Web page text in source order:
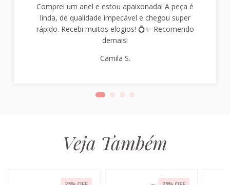
Comprei um anel e estou apaixonada! A peça é
linda, de qualidade impecável e chegou super
rápido. Recebi muitos elogios! 💍✨ Recomendo
demais!
Camila S.
Veja Também